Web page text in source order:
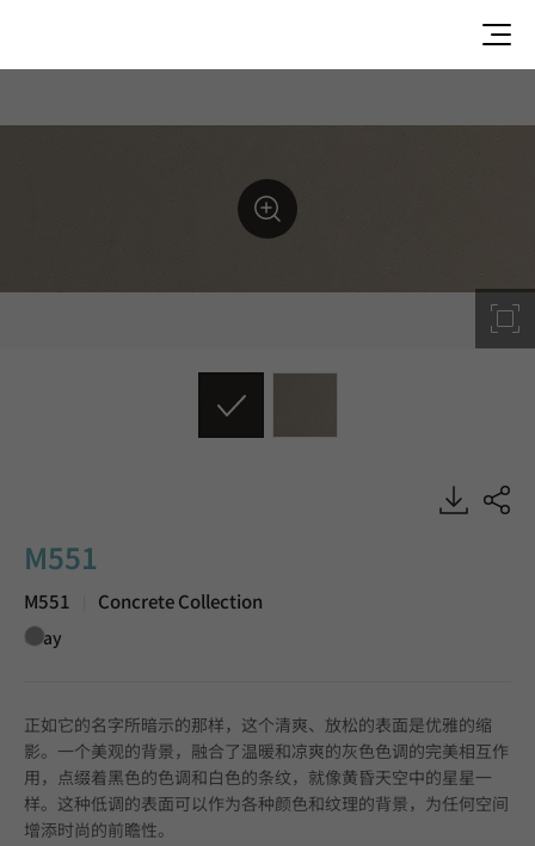
M551
M551 Concrete Collection
Gray
正如它的名字所暗示的那样，这个清爽、放松的表面是优雅的缩
影。一个美观的背景，融合了温暖和凉爽的灰色色调的完美相互作
用，点缀着黑色的色调和白色的条纹，就像黄昏天空中的星星一
样。这种低调的表面可以作为各种颜色和纹理的背景，为任何空间
增添时尚的前瞻性。